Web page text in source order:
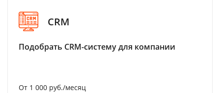
CRM
Подобрать CRM-систему для компании
От 1 000 руб./месяц